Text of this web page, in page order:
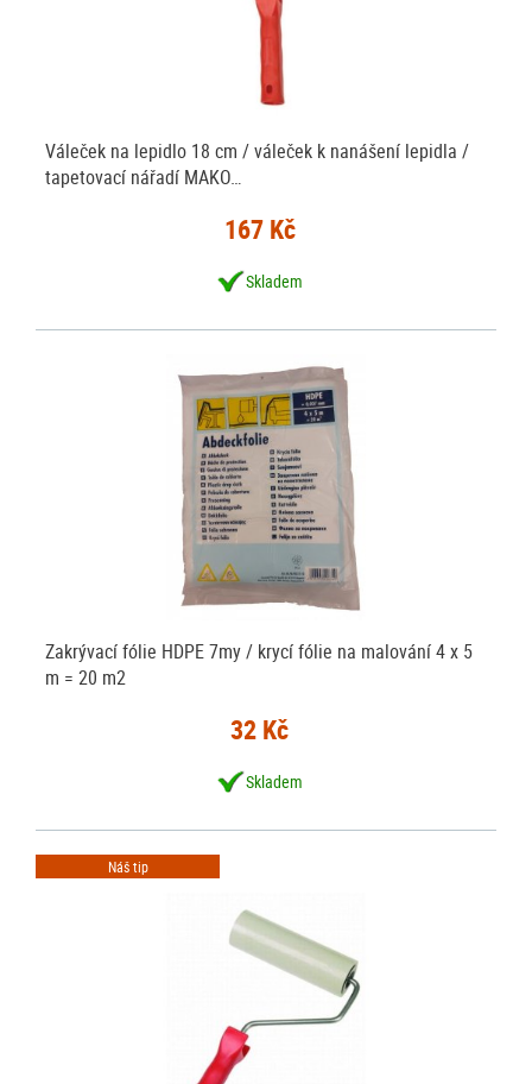
Váleček na lepidlo 18 cm / váleček k nanášení lepidla /
tapetovací nářadí MAKO…
167 Kč
Skladem
Zakrývací fólie HDPE 7my / krycí fólie na malování 4 x 5
m = 20 m2
32 Kč
Skladem
Náš tip